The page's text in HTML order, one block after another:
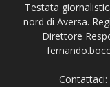
Testata
nord di Aversa.
Direttore
Contattaci: